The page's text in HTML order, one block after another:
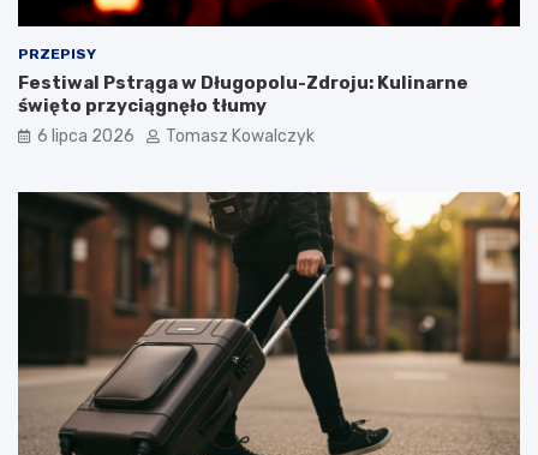
PRZEPISY
Festiwal Pstrąga w Długopolu-Zdroju: Kulinarne
święto przyciągnęło tłumy
6 lipca 2026 Tomasz Kowalczyk